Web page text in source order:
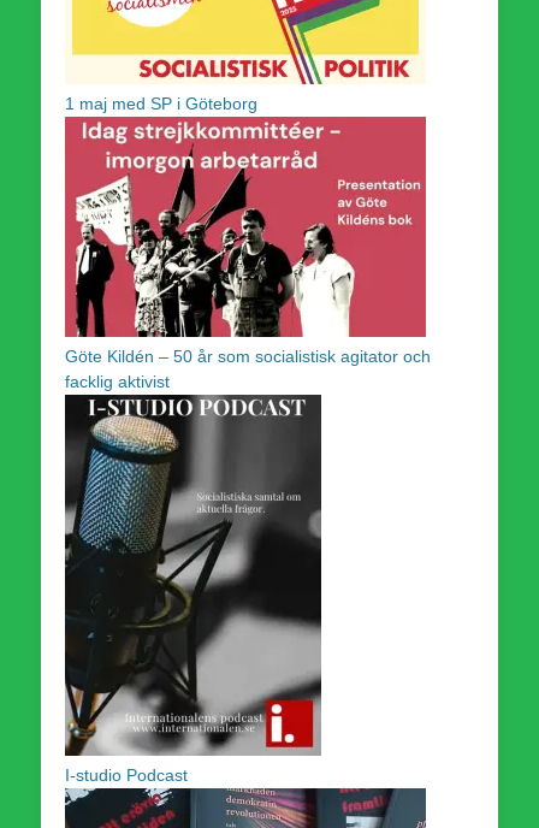
1 maj med SP i Göteborg
Göte Kildén – 50 år som socialistisk agitator och
facklig aktivist
I-studio Podcast